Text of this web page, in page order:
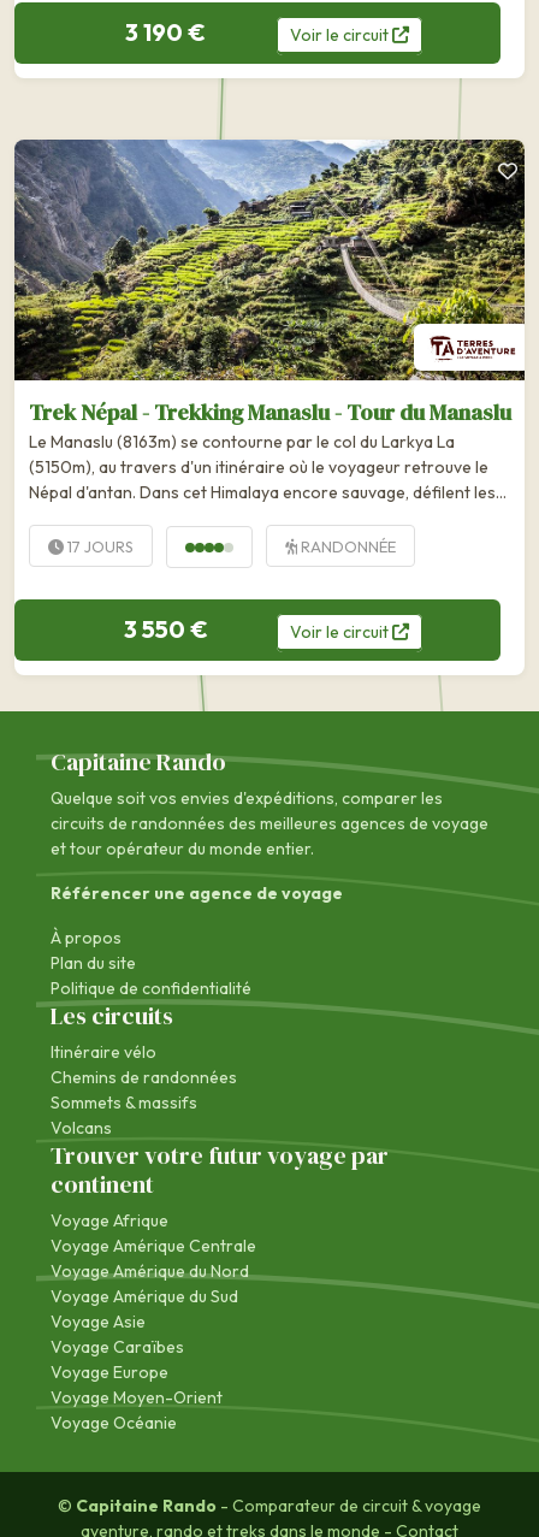
3 190 € Voirle circuit
Trek Népal - Trekking Manaslu - Tour du Manaslu
Le Manaslu (8163m) se contourne par le col du Larkya La
(5150m), au travers d'un itinéraire où le voyageur retrouve le
Népal d'antan. Dans cet Himalaya encore sauvage, défilent les
17 JOURS RANDONNÉE
3 550 € Voirle circuit
Capitaine Rando
Quelque soit vos envies d'expéditions, comparer les
circuits de randonnées des meilleures agences de voyage
et tour opérateur du monde entier.
Référencer une agence de voyage
À propos
Plan du site
Politique de confidentialité
Les circuits
Itinéraire vélo
Chemins de randonnées
Sommets & massifs
Volcans
Trouver votre futur voyage par
continent
Voyage Afrique
Voyage Amérique Centrale
Voyage Amérique du Nord
Voyage Amérique du Sud
Voyage Asie
Voyage Caraïbes
Voyage Europe
Voyage Moyen-Orient
Voyage Océanie
© Capitaine Rando - Comparateur de circuit & voyage
aventure, rando et treks dans le monde - Contact